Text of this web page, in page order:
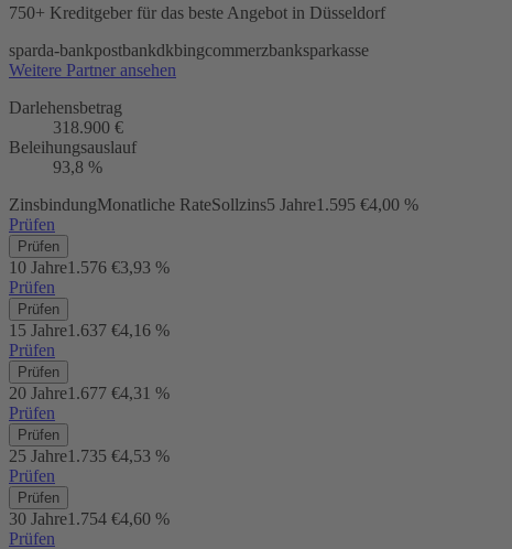
750+ Kreditgeber für das beste Angebot in Düsseldorf
sparda-bankpostbankdkbingcommerzbanksparkasse
Weitere Partner ansehen
Darlehensbetrag
318.900 €
Beleihungsauslauf
93,8 %
ZinsbindungMonatliche RateSollzins5 Jahre1.595 €4,00 %
Prüfen
Prüfen
10 Jahre1.576 €3,93 %
Prüfen
Prüfen
15 Jahre1.637 €4,16 %
Prüfen
Prüfen
20 Jahre1.677 €4,31 %
Prüfen
Prüfen
25 Jahre1.735 €4,53 %
Prüfen
Prüfen
30 Jahre1.754 €4,60 %
Prüfen